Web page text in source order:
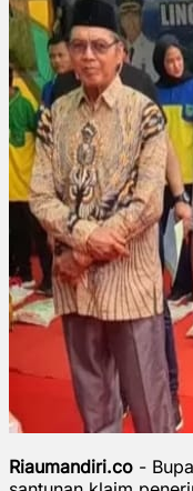
Riaumandiri.co -